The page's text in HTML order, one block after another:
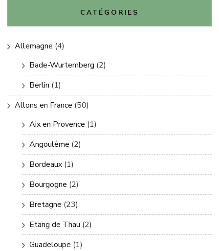
CATÉGORIES
Allemagne (4)
Bade-Wurtemberg (2)
Berlin (1)
Allons en France (50)
Aix en Provence (1)
Angoulême (2)
Bordeaux (1)
Bourgogne (2)
Bretagne (23)
Etang de Thau (2)
Guadeloupe (1)